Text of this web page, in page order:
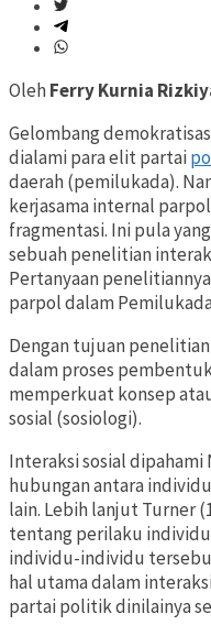
OlehFerry Kurnia
Gelombang
dialami para elit partai
daerah (pemilukada).
kerjasama internal
fragmentasi. Ini pula
sebuah penelitian
Pertanyaan
parpol dalam
Dengan tujuan
dalam proses
memperkuat konsep
sosial (sosiologi).
Interaksi sosial dipahami
hubungan antara
lain. Lebih lanjut Turner
tentang perilaku individu
individu-individu
hal utama dalam
partai politik dinilainya